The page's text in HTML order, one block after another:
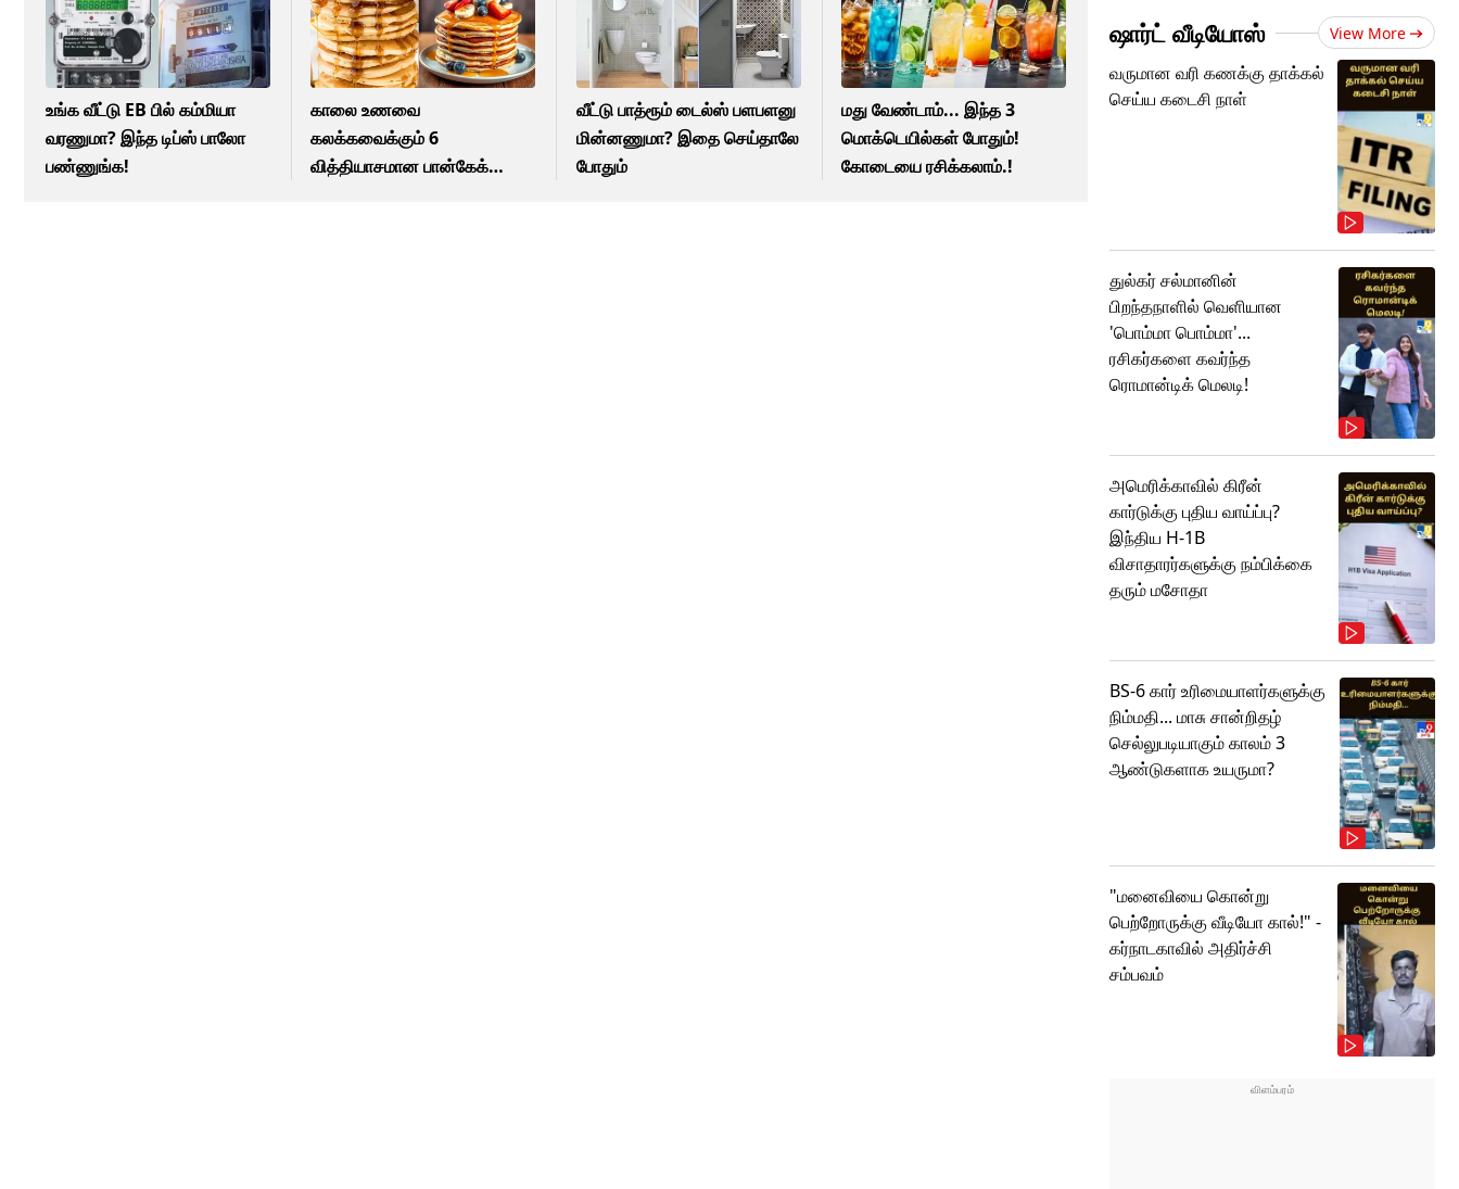
உங்க வீட்டு EB பில் கம்மியா
வரணுமா? இந்த டிப்ஸ் பாலோ
பண்ணுங்க!
காலை உணவை
கலக்கவைக்கும் 6
வித்தியாசமான பான்கேக்
வீட்டு பாத்ரூம் டைல்ஸ் பளபளனு
மின்னணுமா? இதை செய்தாலே
போதும்
மது வேண்டாம்... இந்த 3
மொக்டெயில்கள் போதும்!
கோடையை ரசிக்கலாம்.!
ஷார்ட் வீடியோஸ் View More
வருமான வரி கணக்கு தாக்கல்
செய்ய கடைசி நாள்
துல்கர் சல்மானின்
பிறந்தநாளில் வெளியான
'பொம்மா பொம்மா'...
ரசிகர்களை கவர்ந்த
ரொமான்டிக் மெலடி!
அமெரிக்காவில் கிரீன்
கார்டுக்கு புதிய வாய்ப்பு?
இந்திய H-1B
விசாதாரர்களுக்கு நம்பிக்கை
தரும் மசோதா
BS-6 கார் உரிமையாளர்களுக்கு
நிம்மதி... மாசு சான்றிதழ்
செல்லுபடியாகும் காலம் 3
ஆண்டுகளாக உயருமா?
"மனைவியை கொன்று
பெற்றோருக்கு வீடியோ கால்!" -
கர்நாடகாவில் அதிர்ச்சி
சம்பவம்